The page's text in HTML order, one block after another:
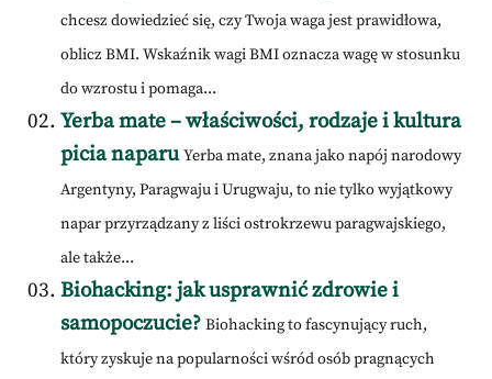
chcesz dowiedzieć się, czy Twoja waga jest prawidłowa,
oblicz BMI. Wskaźnik wagi BMI oznacza wagę w stosunku
do wzrostu i pomaga...
Yerba mate – właściwości, rodzaje i kultura
picia naparu Yerba mate, znana jako napój narodowy
Argentyny, Paragwaju i Urugwaju, to nie tylko wyjątkowy
napar przyrządzany z liści ostrokrzewu paragwajskiego,
ale także...
Biohacking: jak usprawnić zdrowie i
samopoczucie? Biohacking to fascynujący ruch,
który zyskuje na popularności wśród osób pragnących